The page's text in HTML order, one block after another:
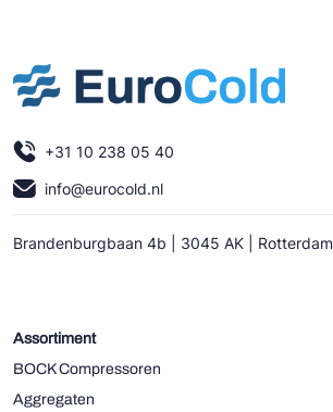
+31 10 238 05 40
info@eurocold.nl
Brandenburgbaan 4b | 3045 AK | Rotterdam
Assortiment
BOCK Compressoren
Aggregaten